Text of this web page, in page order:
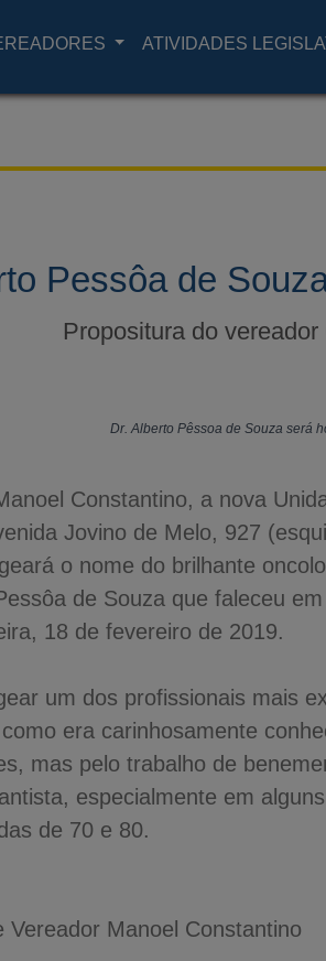
ATIVIDADES
Pessôa de
Propositura do
Dr. Alberto Pêssoa de Souza será
Constantino, a nova
Jovino de Melo, 927
o nome do brilhante
de Souza que faleceu
18 de fevereiro de 2019.
um dos profissionais mais
era carinhosamente
mas pelo trabalho de
especialmente em
de 70 e 80.
Vereador Manoel Constantino